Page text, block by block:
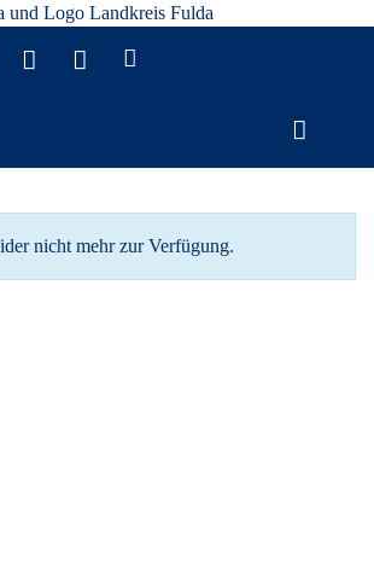
nicht mehr zur Verfügung.